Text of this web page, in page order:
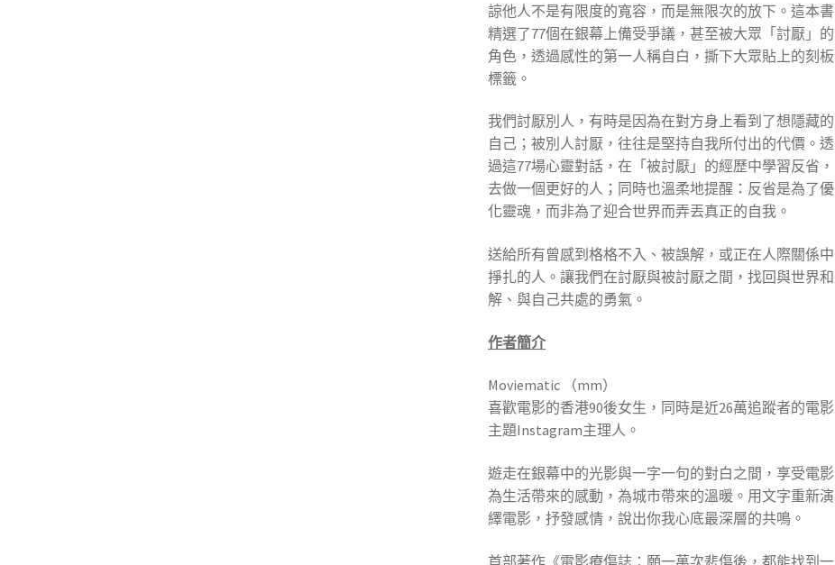
諒他人不是有限度的寬容，而是無限次的放下。這本書
精選了77個在銀幕上備受爭議，甚至被大眾「討厭」的
角色，透過感性的第一人稱自白，撕下大眾貼上的刻板
標籤。
我們討厭別人，有時是因為在對方身上看到了想隱藏的
自己；被別人討厭，往往是堅持自我所付出的代價。透
過這77場心靈對話，在「被討厭」的經歷中學習反省，
去做一個更好的人；同時也溫柔地提醒：反省是為了優
化靈魂，而非為了迎合世界而弄丟真正的自我。
送給所有曾感到格格不入、被誤解，或正在人際關係中
掙扎的人。讓我們在討厭與被討厭之間，找回與世界和
解、與自己共處的勇氣。
作者簡介
Moviematic （mm）
喜歡電影的香港90後女生，同時是近26萬追蹤者的電影
主題Instagram主理人。
遊走在銀幕中的光影與一字一句的對白之間，享受電影
為生活帶來的感動，為城市帶來的溫暖。用文字重新演
繹電影，抒發感情，說出你我心底最深層的共鳴。
首部著作《電影療傷誌：願一萬次悲傷後，都能找到一